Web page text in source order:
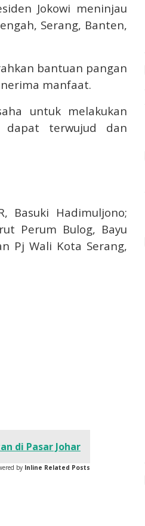
Jokowi meninjau
Serang, Banten,
bantuan pangan
manfaat.
untuk melakukan
dapat terwujud dan
Hadimuljono;
Perum Bulog, Bayu
Pj Wali Kota Serang,
di Pasar Johar
by Inline Related Posts